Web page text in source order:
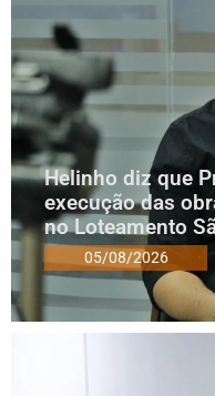
Helinho diz que
execução das
no Loteamento
05/08/2026